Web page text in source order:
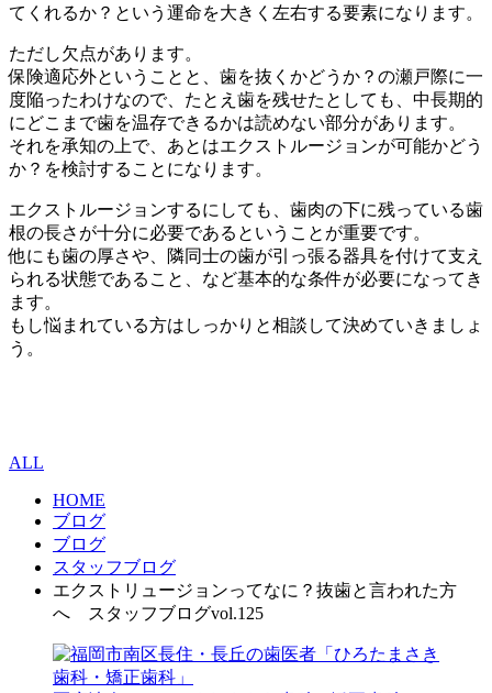
てくれるか？という運命を大きく左右する要素になります。
ただし欠点があります。
保険適応外ということと、歯を抜くかどうか？の瀬戸際に一
度陥ったわけなので、たとえ歯を残せたとしても、中長期的
にどこまで歯を温存できるかは読めない部分があります。
それを承知の上で、あとはエクストルージョンが可能かどう
か？を検討することになります。
エクストルージョンするにしても、歯肉の下に残っている歯
根の長さが十分に必要であるということが重要です。
他にも歯の厚さや、隣同士の歯が引っ張る器具を付けて支え
られる状態であること、など基本的な条件が必要になってき
ます。
もし悩まれている方はしっかりと相談して決めていきましょ
う。
ALL
HOME
ブログ
ブログ
スタッフブログ
エクストリュージョンってなに？抜歯と言われた方
へ スタッフブログvol.125